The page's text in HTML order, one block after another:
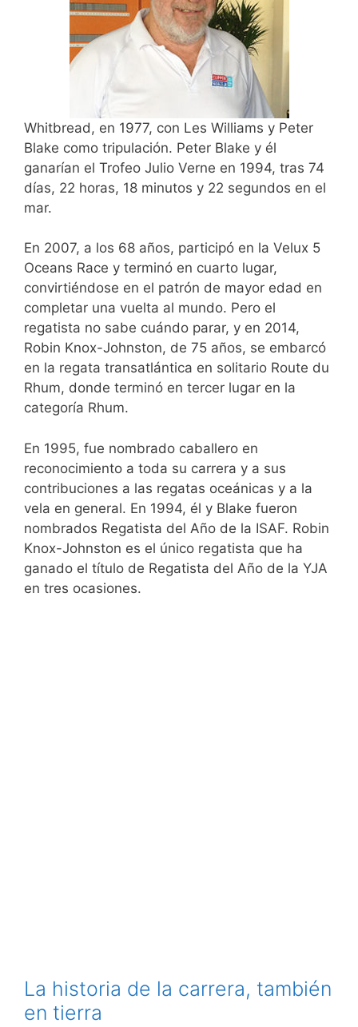
Whitbread, en 1977, con Les Williams y Peter
Blake como tripulación. Peter Blake y él
ganarían el Trofeo Julio Verne en 1994, tras 74
días, 22 horas, 18 minutos y 22 segundos en el
mar.
En 2007, a los 68 años, participó en la Velux 5
Oceans Race y terminó en cuarto lugar,
convirtiéndose en el patrón de mayor edad en
completar una vuelta al mundo. Pero el
regatista no sabe cuándo parar, y en 2014,
Robin Knox-Johnston, de 75 años, se embarcó
en la regata transatlántica en solitario Route du
Rhum, donde terminó en tercer lugar en la
categoría Rhum.
En 1995, fue nombrado caballero en
reconocimiento a toda su carrera y a sus
contribuciones a las regatas oceánicas y a la
vela en general. En 1994, él y Blake fueron
nombrados Regatista del Año de la ISAF. Robin
Knox-Johnston es el único regatista que ha
ganado el título de Regatista del Año de la YJA
en tres ocasiones.
La historia de la carrera, también
en tierra